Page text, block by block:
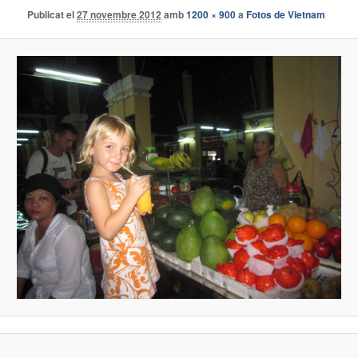
Publicat el27 novembre 2012 amb1200 × 900aFotos de Vietnam